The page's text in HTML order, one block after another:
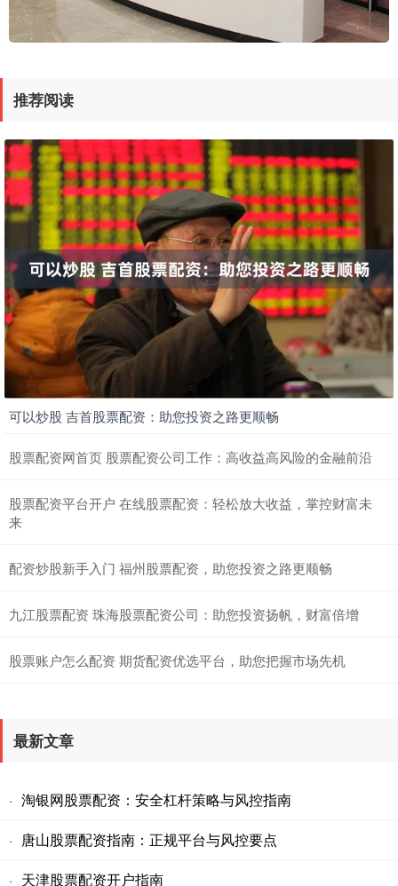
推荐阅读
可以炒股 吉首股票配资：助您投资之路更顺畅
股票配资网首页 股票配资公司工作：高收益高风险的金融前沿
股票配资平台开户 在线股票配资：轻松放大收益，掌控财富未
来
配资炒股新手入门 福州股票配资，助您投资之路更顺畅
九江股票配资 珠海股票配资公司：助您投资扬帆，财富倍增
股票账户怎么配资 期货配资优选平台，助您把握市场先机
最新文章
· 淘银网股票配资：安全杠杆策略与风控指南
· 唐山股票配资指南：正规平台与风控要点
· 天津股票配资开户指南